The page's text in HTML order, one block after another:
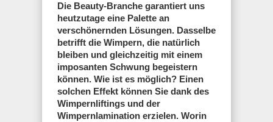
Die Beauty-Branche garantiert uns
heutzutage eine Palette an
verschönernden Lösungen. Dasselbe
betrifft die Wimpern, die natürlich
bleiben und gleichzeitig mit einem
imposanten Schwung begeistern
können. Wie ist es möglich? Einen
solchen Effekt können Sie dank des
Wimpernliftings und der
Wimpernlamination erzielen. Worin